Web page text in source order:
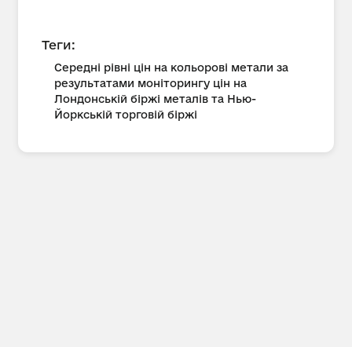
Теги:
Середні рівні цін на кольорові метали за
результатами моніторингу цін на
Лондонській біржі металів та Нью-
Йоркській торговій біржі